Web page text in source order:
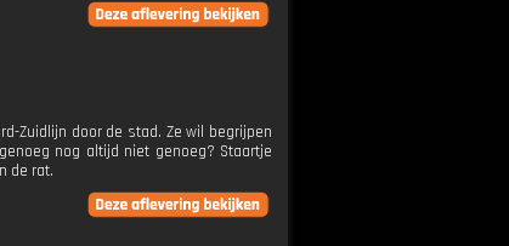
Zuidlijn door de stad. Ze wil begrijpen
nog altijd niet genoeg? Staartje
de rat.